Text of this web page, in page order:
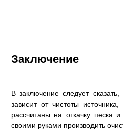
Заключение
В заключение следует
зависит от чистоты
рассчитаны на откачку
своими руками производить